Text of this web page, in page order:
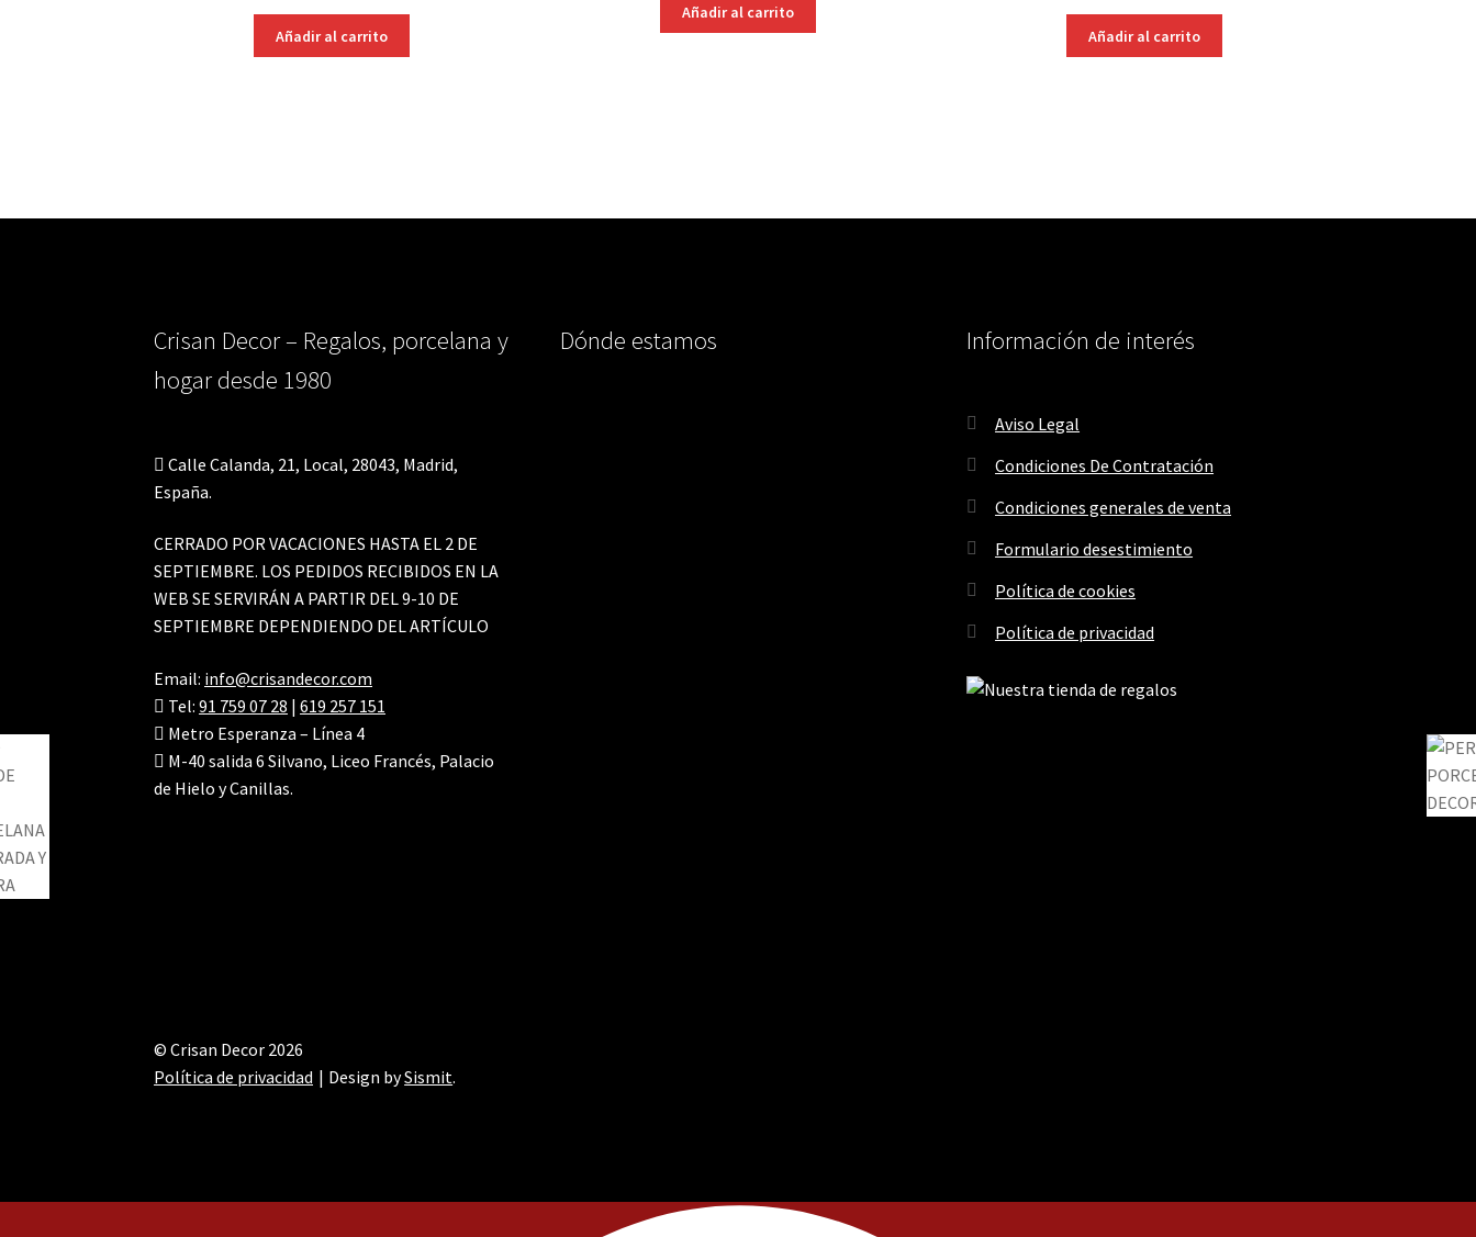
Añadir al carrito
Añadir al carrito
Añadir al carrito
Crisan Decor – Regalos, porcelana y
hogar desde 1980
Calle Calanda, 21, Local, 28043, Madrid,
España.
CERRADO POR VACACIONES HASTA EL 2 DE
SEPTIEMBRE. LOS PEDIDOS RECIBIDOS EN LA
WEB SE SERVIRÁN A PARTIR DEL 9-10 DE
SEPTIEMBRE DEPENDIENDO DEL ARTÍCULO
Email: info@crisandecor.com
Tel:91 759 07 28 |619 257 151
Metro Esperanza – Línea 4
M-40 salida 6 Silvano, Liceo Francés, Palacio
de Hielo y Canillas.
Dónde estamos Información de interés
Aviso Legal
Condiciones De Contratación
Condiciones generales de venta
Formulario desestimiento
Política de cookies
Política de privacidad
© Crisan Decor 2026
Política de privacidad
Design bySismit.